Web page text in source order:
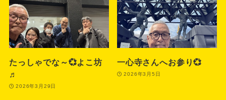
たっしゃでな～💞よこ坊
♬
2026年3月29日
一心寺さんへお参り💞
2026年3月5日